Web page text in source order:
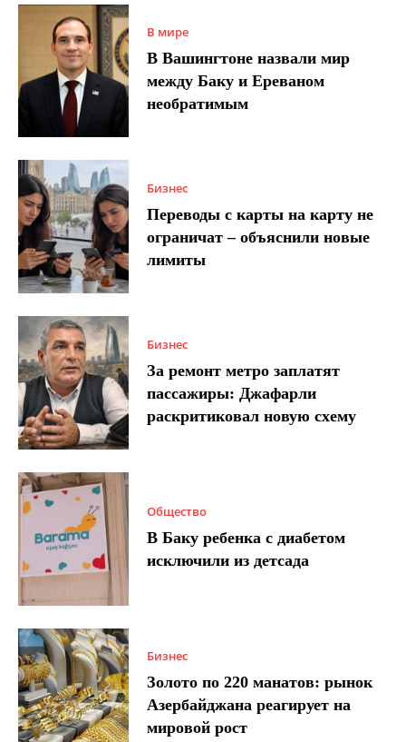
В мире
В Вашингтоне назвали мир
между Баку и Ереваном
необратимым
Бизнес
Переводы с карты на карту не
ограничат – объяснили новые
лимиты
Бизнес
За ремонт метро заплатят
пассажиры: Джафарли
раскритиковал новую схему
Общество
В Баку ребенка с диабетом
исключили из детсада
Бизнес
Золото по 220 манатов: рынок
Азербайджана реагирует на
мировой рост